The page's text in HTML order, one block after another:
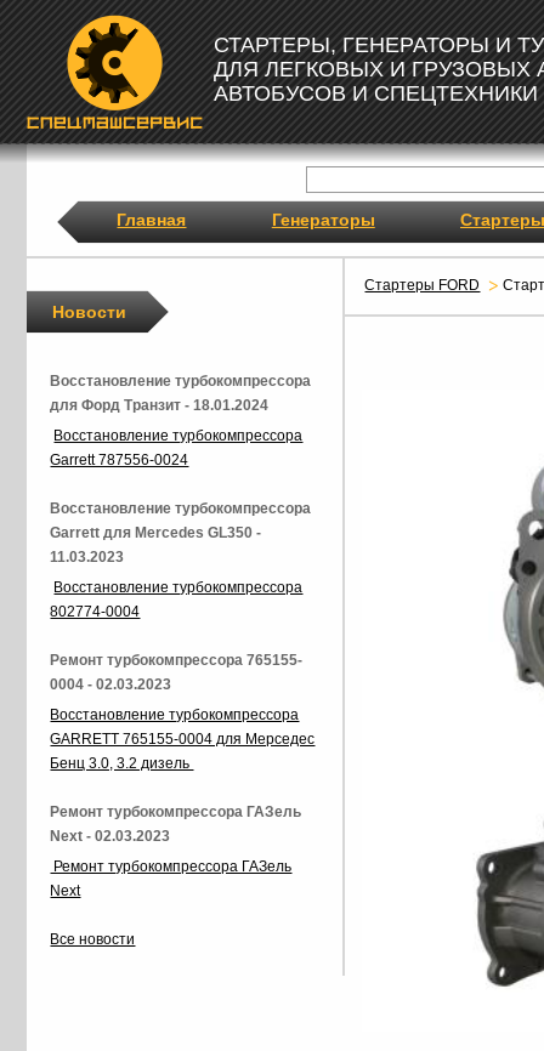
СТАРТЕРЫ, ГЕНЕРАТОРЫ И
ДЛЯ ЛЕГКОВЫХ И ГРУЗОВЫХ
АВТОБУСОВ И СПЕЦТЕХНИКИ
Главная Генераторы Стартеры
Стартеры FORD
Новости
Восстановление турбокомпрессора
для Форд Транзит - 18.01.2024
Восстановление турбокомпрессора
Garrett 787556-0024
Восстановление турбокомпрессора
Garrett для Mercedes GL350 -
11.03.2023
Восстановление турбокомпрессора
802774-0004
Ремонт турбокомпрессора 765155-
0004 - 02.03.2023
Восстановление турбокомпрессора
GARRETT 765155-0004 для Мерседес
Бенц 3.0, 3.2 дизель
Ремонт турбокомпрессора ГАЗель
Next - 02.03.2023
Ремонт турбокомпрессора ГАЗель
Next
Все новости